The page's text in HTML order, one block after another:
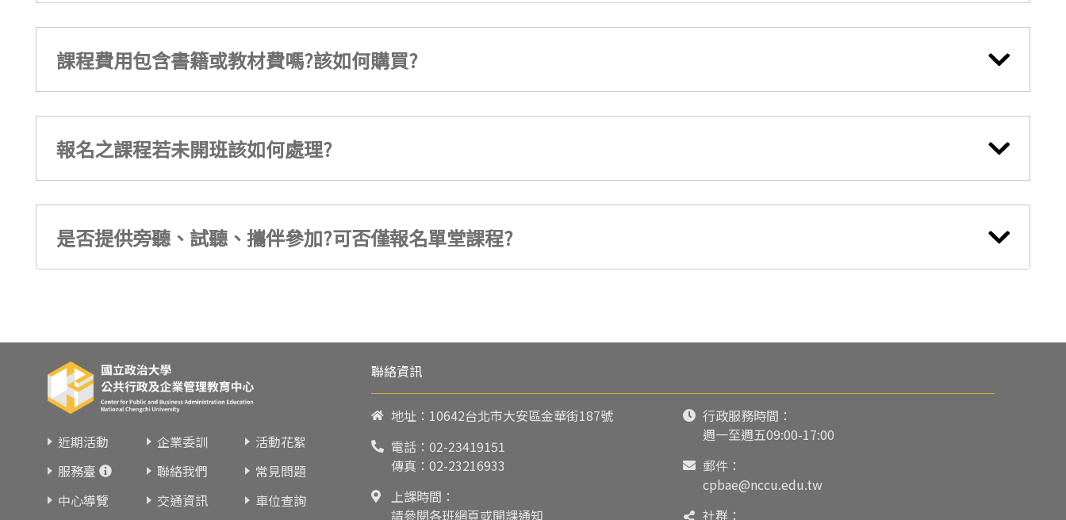
課程費用包含書籍或教材費嗎?該如何購買?
報名之課程若未開班該如何處理?
是否提供旁聽、試聽、攜伴參加?可否僅報名單堂課程?
近期活動 企業委訓
活動花絮
服務臺
聯絡我們
常見問題
中心導覽
交通資訊
車位查詢
聯絡資訊
地址：10642台北市大安區金華街187號
電話： 02-23419151
傳真：02-23216933
上課時間：
請參閱各班網頁或開課通知
行政服務時間：
週一至週五09:00-17:00
郵件：
cpbae@nccu.edu.tw
社群：